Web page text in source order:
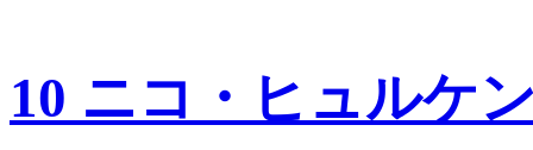
10 ニコ・ヒュルケ